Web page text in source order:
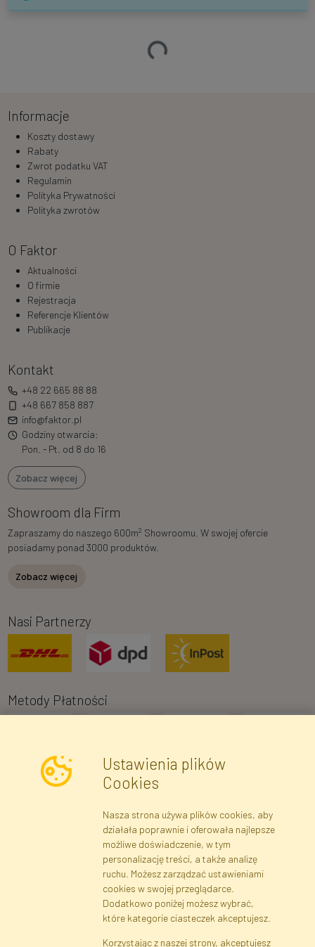
Ładowanie…
Informacje
Koszty dostawy
Rabaty
Zwrot podatku VAT
Regulamin
Polityka Prywatności
Polityka zwrotów
O Faktor
Aktualności
O firmie
Rejestracja
Referencje Klientów
Publikacje
Kontakt
+48 22 665 88 88
+48 667 858 887
info@faktor.pl
Godziny otwarcia:
Pon. - Pt. od 8 do 16
Zobacz więcej
Showroom dla Firm
Zapraszamy do naszego 600m2 Showroomu. W swojej ofercie
posiadamy ponad 3000 produktów.
Zobacz więcej
Nasi Partnerzy
Metody Płatności
Zapisz się
Dane rejestrowe Regulamin
Polityka Prywatności
Pomoc
Mapa serwisu
Ustawienia plików
Cookies
Nasza strona używa plików cookies, aby
działała poprawnie i oferowała najlepsze
możliwe doświadczenie, w tym
personalizację treści, a także analizę
ruchu. Możesz zarządzać ustawieniami
cookies w swojej przeglądarce.
Dodatkowo poniżej możesz wybrać,
które kategorie ciasteczek akceptujesz.
Korzystając z naszej strony, akceptujesz